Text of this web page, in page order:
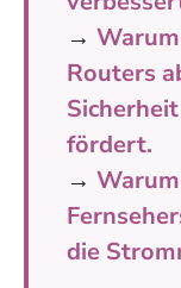
→
Routers
fördert.
→
die